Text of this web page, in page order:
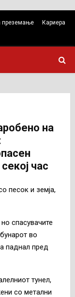
преземање Кариера
на
час
песок и земја,
спасувачите
во
паднал пред
тунел,
со метални